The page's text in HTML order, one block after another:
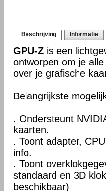
Beschrijving Informatie
GPU-Z is een
ontworpen om je
over je grafische
Belangrijkste
. Ondersteunt
kaarten.
. Toont adapter,
info.
. Toont
standaard en 3D
beschikbaar)